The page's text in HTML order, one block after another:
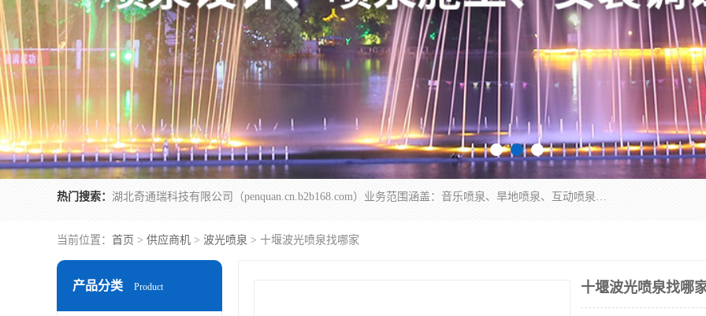
热门搜索： 湖北奇通瑞科技有限公司（penquan.cn.b2b168.com）业务范围涵盖：音乐喷泉、旱地喷泉、互动喷泉、喷泉设计及灯光水秀等各类水景工程，广泛应用于公园、城市广场、商业综合体、旅游景区、住宅社区等领域。
当前位置： 首页 > 供应商机 > 波光喷泉 > 十堰波光喷泉找哪家
产品分类 Product 十堰波光喷泉找哪